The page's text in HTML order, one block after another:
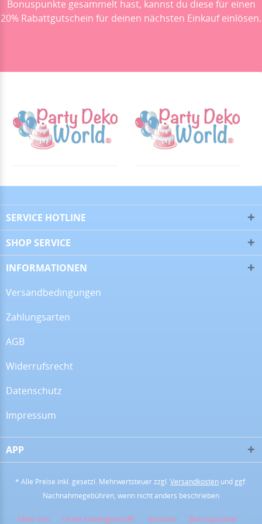
Alles super!
28.06.26
perfekte und super
Bonuspunkte gesammelt hast, kannst du diese für einen
20% Rabattgutschein für deinen nächsten Einkauf einlösen.
SERVICE HOTLINE
SHOP SERVICE
INFORMATIONEN
Versandbedingungen
Zahlungsarten
AGB
Widerrufsrecht
Datenschutz
Impressum
APP
* Alle Preise inkl. gesetzl. Mehrwertsteuer zzgl. Versandkosten und ggf.
Nachnahmegebühren, wenn nicht anders beschrieben
Über uns Unser Ladengeschäft Kontakt Bonuspunkte